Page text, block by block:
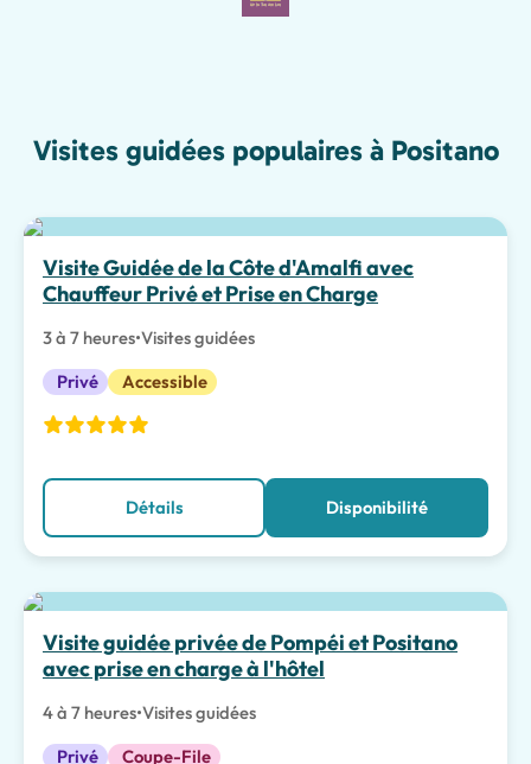
Visites guidées populaires à Positano
Meilleur choix
Visite Guidée de la Côte d'Amalfi avec
Chauffeur Privé et Prise en Charge
3 à 7 heures•Visites guidées
Privé
Accessible
Détails Disponibilité
Meilleur choix
Visite guidée privée de Pompéi et Positano
avec prise en charge à l'hôtel
4 à 7 heures•Visites guidées
Privé
Coupe-File